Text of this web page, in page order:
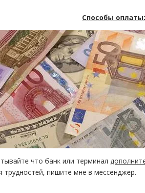
Способы оплаты:
что банк или терминал
трудностей, пишите мне в мессенджер.